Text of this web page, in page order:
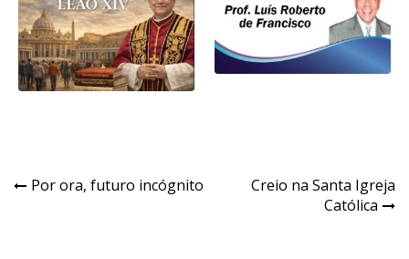
Navegação
Por ora, futuro incógnito
Creio na Santa Igreja
Católica